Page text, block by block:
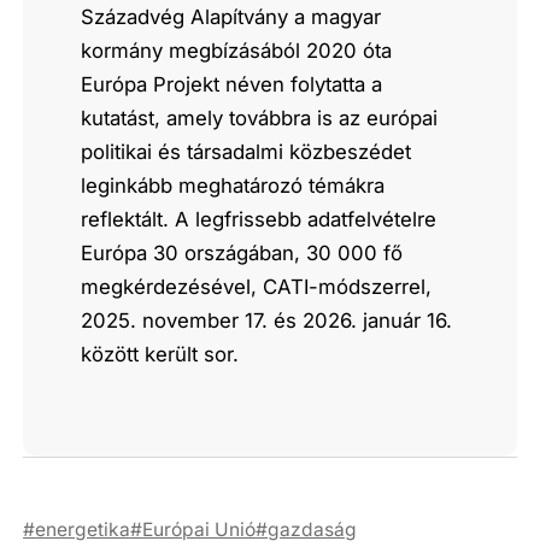
Századvég Alapítvány a magyar
kormány megbízásából 2020 óta
Európa Projekt néven folytatta a
kutatást, amely továbbra is az európai
politikai és társadalmi közbeszédet
leginkább meghatározó témákra
reflektált. A legfrissebb adatfelvételre
Európa 30 országában, 30 000 fő
megkérdezésével, CATI-módszerrel,
2025. november 17. és 2026. január 16.
között került sor.
energetika Európai Unió gazdaság